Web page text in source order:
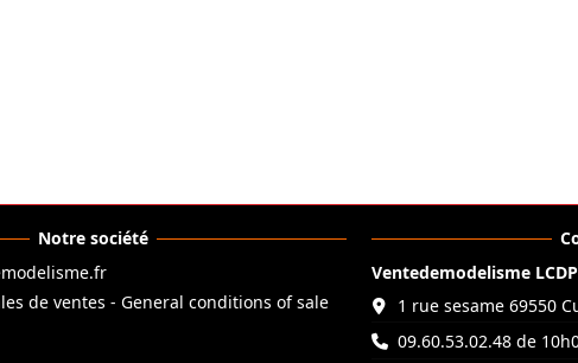
Notre société
de ventes - General conditions of sale
Ventedemodelisme LCDP
1 rue sesame 69550
09.60.53.02.48 de